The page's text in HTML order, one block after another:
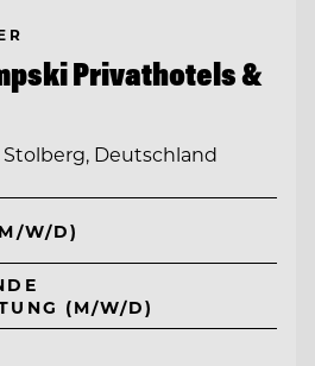
Privathotels &
Stolberg, Deutschland
W/D)
(M/W/D)